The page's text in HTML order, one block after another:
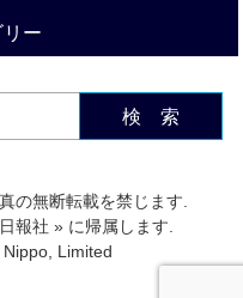
ー
検 索
の無断転載を禁じます.
報社 » に帰属します.
Limited